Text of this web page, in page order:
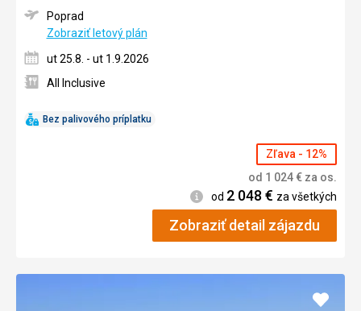
Bez palivového príplatku
Poprad
Zobraziť letový plán
ut 25.8. - ut 1.9.2026
All Inclusive
Zľava - 12%
od 1 024€ za os.
Informácie
od 2 048 € za všetkých
Zobraziť detail zájazdu
Pridať